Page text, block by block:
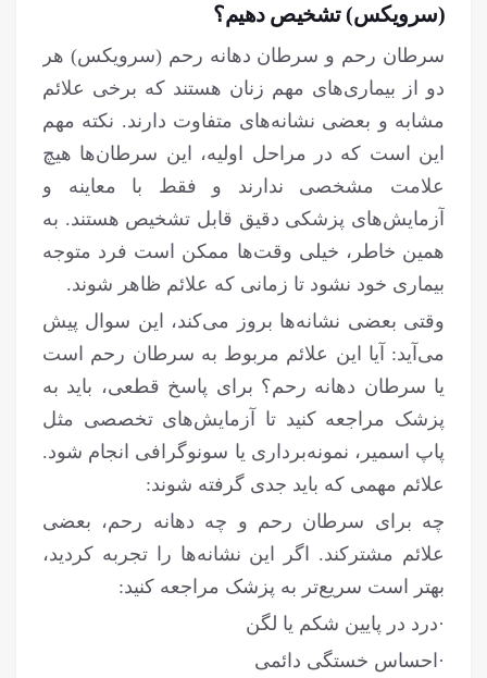
(سرویکس) تشخیص دهیم؟
سرطان رحم و سرطان دهانه رحم (سرویکس) هر
دو از بیماری‌های مهم زنان هستند که برخی علائم
مشابه و بعضی نشانه‌های متفاوت دارند. نکته مهم
این است که در مراحل اولیه، این سرطان‌ها هیچ
علامت مشخصی ندارند و فقط با معاینه و
آزمایش‌های پزشکی دقیق قابل تشخیص هستند. به
همین خاطر، خیلی وقت‌ها ممکن است فرد متوجه
بیماری خود نشود تا زمانی که علائم ظاهر شوند.
وقتی بعضی نشانه‌ها بروز می‌کند، این سوال پیش
می‌آید: آیا این علائم مربوط به سرطان رحم است
یا سرطان دهانه رحم؟ برای پاسخ قطعی، باید به
پزشک مراجعه کنید تا آزمایش‌های تخصصی مثل
پاپ اسمیر، نمونه‌برداری یا سونوگرافی انجام شود.
علائم مهمی که باید جدی گرفته شوند:
چه برای سرطان رحم و چه دهانه رحم، بعضی
علائم مشترکند. اگر این نشانه‌ها را تجربه کردید،
بهتر است سریع‌تر به پزشک مراجعه کنید:
·درد در پایین شکم یا لگن
·احساس خستگی دائمی